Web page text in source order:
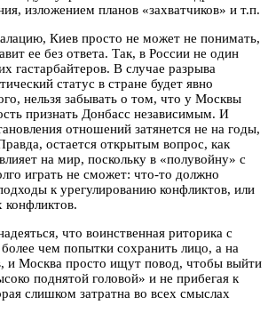
изложением планов «захватчиков» и т.п.
Киев просто не может не понимать,
ее без ответа. Так, в России не один
гастарбайтеров. В случае разрыва
статус в стране будет явно
нельзя забывать о том, что у Москвы
признать Донбасс независимым. И
отношений затянется не на годы,
остается открытым вопрос, как
на мир, поскольку в «полувойну» с
играть не сможет: что-то должно
к урегулированию конфликтов, или
конфликтов.
что воинственная риторика с
чем попытки сохранить лицо, а на
и Москва просто ищут повод, чтобы выйти
поднятой головой» и не прибегая к
слишком затратна во всех смыслах